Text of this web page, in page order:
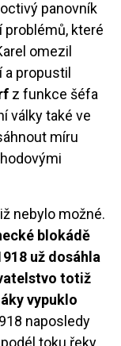
panovník
které
omezil
a propustil
z funkce šéfa
války také ve
míru
nebylo možné.
blokádě
už dosáhla
totiž
vypuklo
naposledy
toku řeky